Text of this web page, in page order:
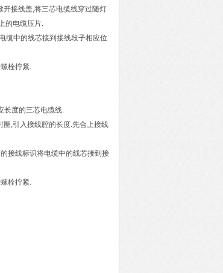
接线盖,将三芯电缆线穿过随灯
的电缆压片.
缆中的线芯接到接线段子相应位
栓拧紧.
长度的三芯电缆线.
,引入接线腔的长度.先合上接线
接线标识将电缆中的线芯接到接
栓拧紧.